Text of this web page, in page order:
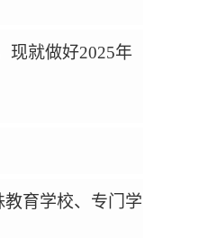
现就做好2025年
育学校、专门学